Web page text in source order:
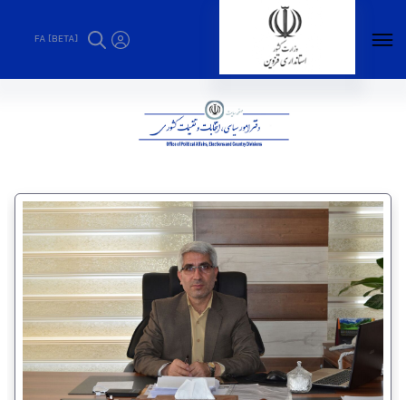
FA [BETA]
استانداری قزوین